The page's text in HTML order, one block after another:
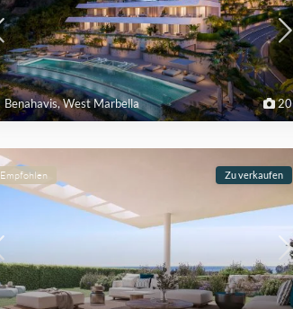
20
Benahavis,West Marbella
Empfohlen Zu verkaufen